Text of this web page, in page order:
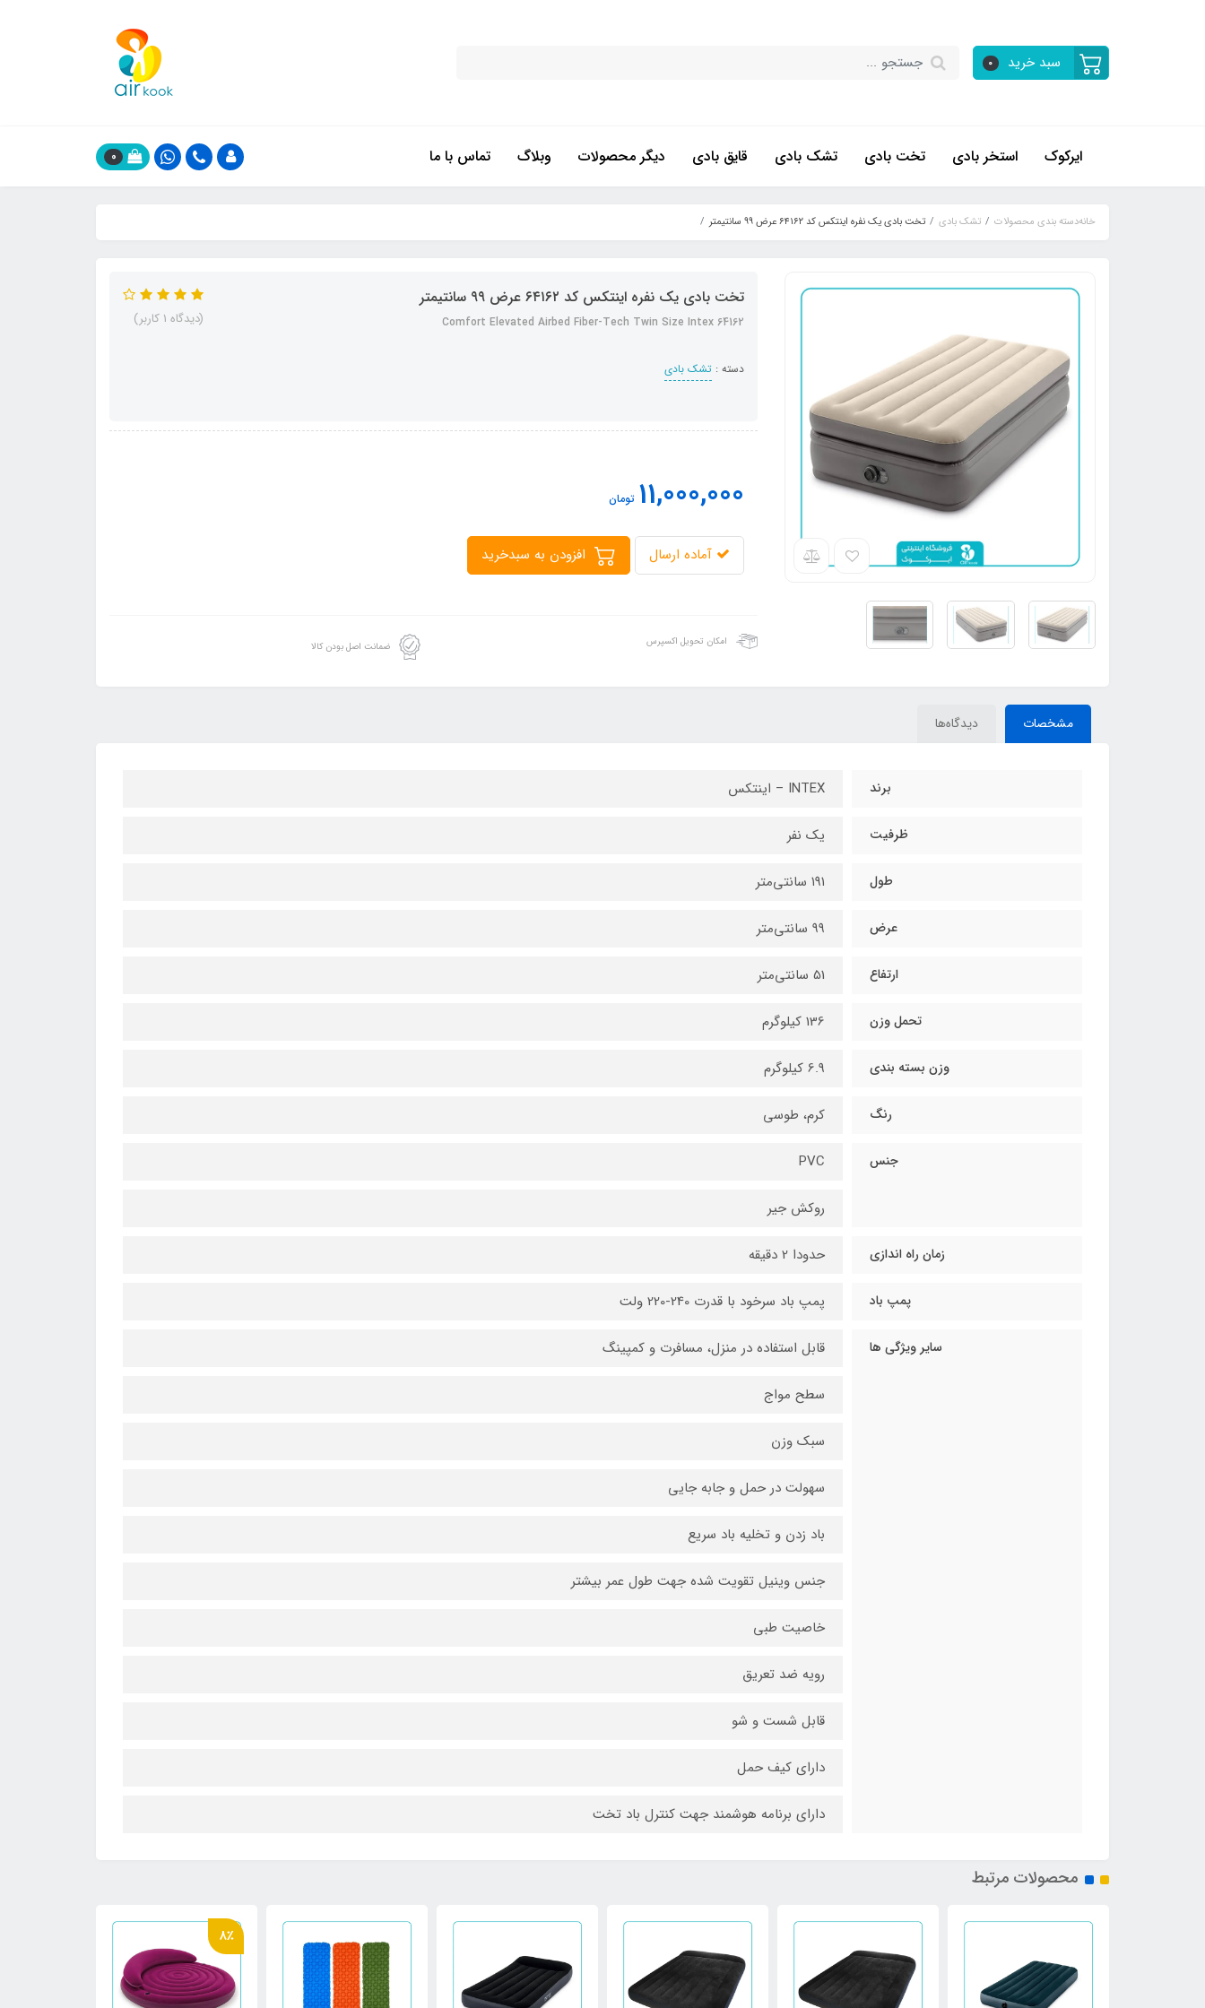
سبد خرید 0
ایرکوک استخر بادی تخت بادی تشک بادی قایق بادی دیگر محصولات وبلاگ تماس با ما 0
خانهدسته بندی محصولات تشک بادی تخت بادی یک نفره اینتکس کد ۶۴۱۶۲ عرض ۹۹ سانتیمتر
تخت بادی یک نفره اینتکس کد ۶۴۱۶۲ عرض ۹۹ سانتیمتر
Comfort Elevated Airbed Fiber-Tech Twin Size Intex 64162
دسته : تشک بادی
(دیدگاه 1 کاربر)
11,000,000 تومان
آماده ارسال
امکان تحویل اکسپرس ضمانت اصل بودن کالا
مشخصات دیدگاه‌ها
برند INTEX – اینتکس
ظرفیت یک نفر
طول ۱۹۱ سانتی‌متر
عرض ۹۹ سانتی‌متر
ارتفاع 51 سانتی‌متر
تحمل وزن 136 کیلوگرم
وزن بسته بندی 6.9 کیلوگرم
رنگ کرم، طوسی
جنس PVC
روکش جیر
زمان راه اندازی حدودا 2 دقیقه
پمپ باد پمپ باد سرخود با قدرت 240-220 ولت
سایر ویژگی ها قابل استفاده در منزل، مسافرت و کمپینگ
سطح مواج
سبک وزن
سهولت در حمل و جابه جایی
باد زدن و تخلیه باد سریع
جنس وینیل تقویت شده جهت طول عمر بیشتر
خاصیت طبی
رویه ضد تعریق
قابل شست و شو
دارای کیف حمل
دارای برنامه هوشمند جهت کنترل باد تخت
محصولات مرتبط
8٪